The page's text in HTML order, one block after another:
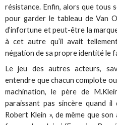
résistance. Enfin, alors que tous
pour garder le tableau de Van
d’infortune et peut-être la
à cet autre qu’il avait
négation de sa propre identité le
Le jeu des autres acteurs,
entendre que chacun complote
machination, le père de
paraissant pas sincère quand
Robert Klein », de même que